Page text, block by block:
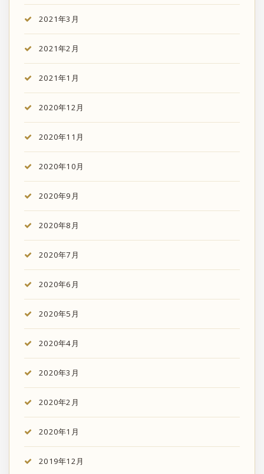
2021年3月
2021年2月
2021年1月
2020年12月
2020年11月
2020年10月
2020年9月
2020年8月
2020年7月
2020年6月
2020年5月
2020年4月
2020年3月
2020年2月
2020年1月
2019年12月